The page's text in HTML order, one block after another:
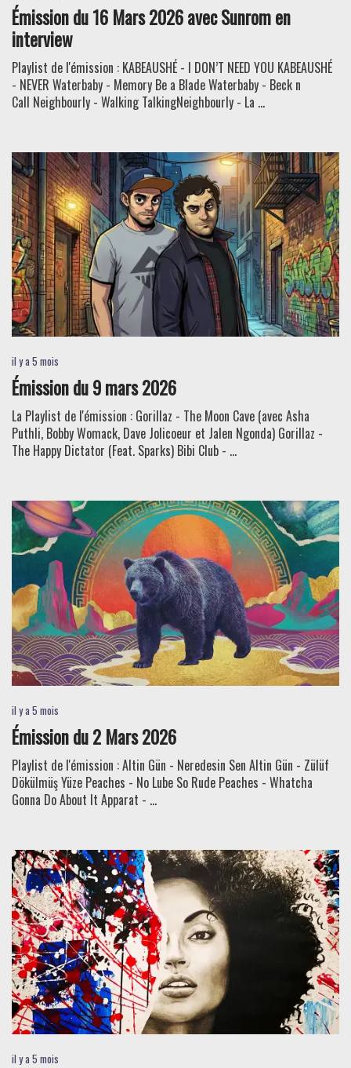
Émission du 16 Mars 2026 avec Sunrom en
interview
Playlist de l'émission : KABEAUSHÉ - I DON’T NEED YOU KABEAUSHÉ
- NEVER Waterbaby - Memory Be a Blade Waterbaby - Beck n
Call Neighbourly - Walking TalkingNeighbourly - La ...
il y a 5 mois
Émission du 9 mars 2026
La Playlist de l'émission : Gorillaz - The Moon Cave (avec Asha
Puthli, Bobby Womack, Dave Jolicoeur et Jalen Ngonda) Gorillaz -
The Happy Dictator (Feat. Sparks) Bibi Club - ...
il y a 5 mois
Émission du 2 Mars 2026
Playlist de l'émission : Altin Gün - Neredesin Sen Altin Gün - Zülüf
Dökülmüş Yüze Peaches - No Lube So Rude Peaches - Whatcha
Gonna Do About It Apparat - ...
il y a 5 mois